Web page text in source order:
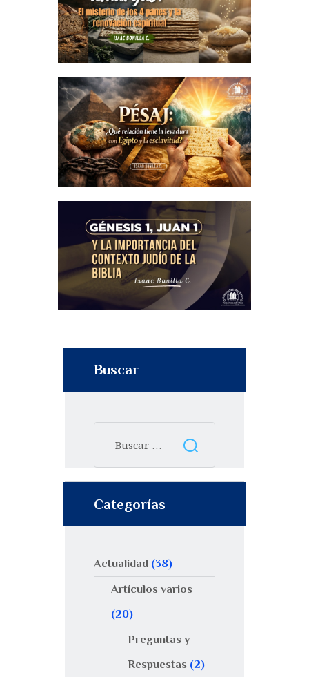
Buscar
Categorías
Actualidad (38)
Artículos varios
(20)
Preguntas y
Respuestas (2)